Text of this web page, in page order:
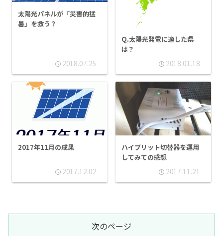
太陽光パネルが「災害的猛
暑」を救う？
2018.07.25
Q.太陽光発電に適した県
は？
2018.01.18
2017年11月の成果
2017.12.02
ハイブリット切替器を運用
してみての感想
2017.11.21
次のページ